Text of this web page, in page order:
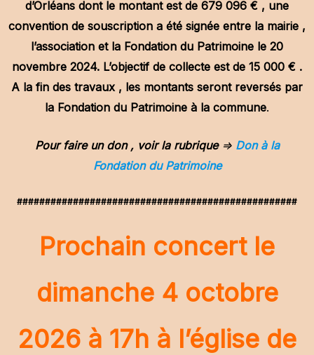
d’Orléans dont le montant est de 679 096 € , une
convention de souscription a été signée entre la mairie ,
l’association et la Fondation du Patrimoine le 20
novembre 2024. L’objectif de collecte est de 15 000 € .
A la fin des travaux , les montants seront reversés par
la Fondation du Patrimoine à la commune.
Pour faire un don , voir la rubrique => Don à la
Fondation du Patrimoine
##################################################
Prochain concert le
dimanche 4 octobre
2026 à 17h à l’église de